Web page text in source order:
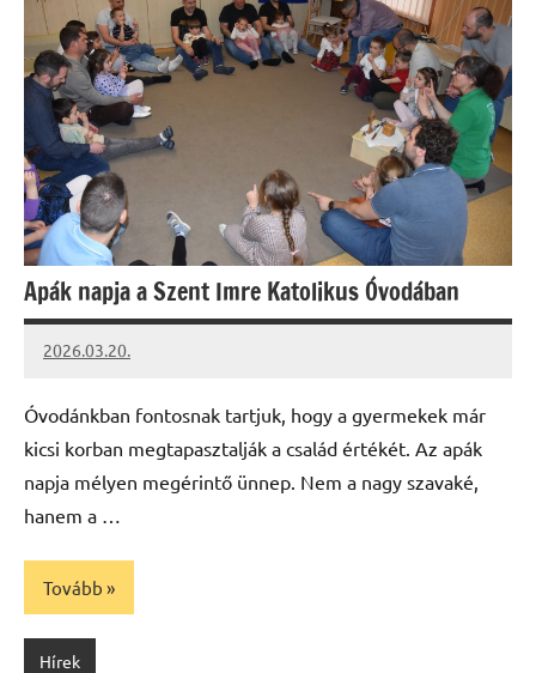
Apák napja a Szent Imre Katolikus Óvodában
2026.03.20.
Leiszt
Óvodánkban fontosnak tartjuk, hogy a gyermekek már
kicsi korban megtapasztalják a család értékét. Az apák
napja mélyen megérintő ünnep. Nem a nagy szavaké,
hanem a …
Tovább
Hírek